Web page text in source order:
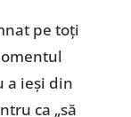
pe toți
a ieși din
ca „să